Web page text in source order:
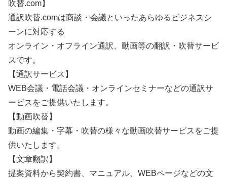
吹替.com】
通訳吹替.comは商談・会議といったあらゆるビジネスシ
ーンに対応する
オンライン・オフライン通訳、動画等の翻訳・吹替サービ
スです。
【通訳サービス】
WEB会議・電話会議・オンラインセミナーなどの通訳サ
ービスをご提供いたします。
【動画吹替】
動画の編集・字幕・吹替の様々な動画吹替サービスをご提
供いたします。
【文章翻訳】
提案資料から契約書、マニュアル、WEBページなどの文